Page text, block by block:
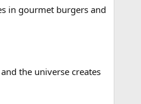
in gourmet burgers and
the universe creates